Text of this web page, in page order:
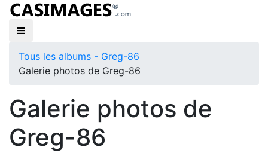
Tous les albums - Greg-86
Galerie photos de Greg-86
Galerie photos de
Greg-86